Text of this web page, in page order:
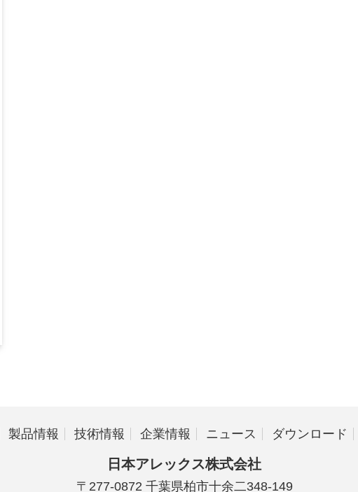
製品情報 技術情報 企業情報 ニュース ダウンロード
日本アレックス株式会社
〒277-0872 千葉県柏市十余二348-149